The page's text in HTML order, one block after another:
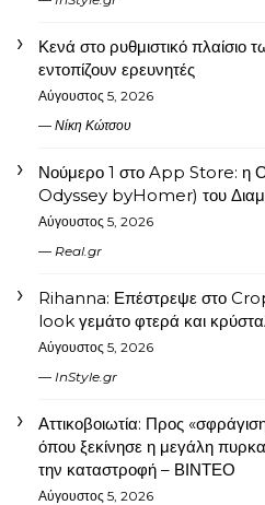
Κενά στο ρυθμιστικό πλαίσιο
εντοπίζουν ερευνητές
Αύγουστος 5, 2026
Νίκη Κώτσου
Νούμερο 1 στο App Store: η
Odyssey byHomer) του
Αύγουστος 5, 2026
Real.gr
Rihanna: Επέστρεψε στο
look γεμάτο φτερά και
Αύγουστος 5, 2026
InStyle.gr
Αττικοβοιωτία: Προς
όπου ξεκίνησε η μεγάλη
την καταστροφή – ΒΙΝΤΕΟ
Αύγουστος 5, 2026